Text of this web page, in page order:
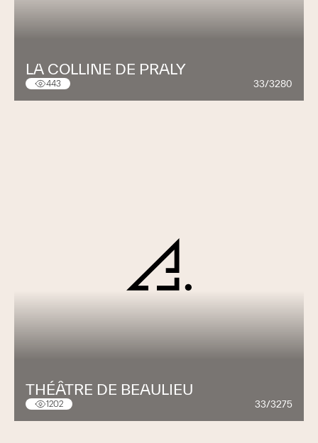
LA COLLINE DE PRALY
443 33/3280
THÉÂTRE DE BEAULIEU
1202 33/3275